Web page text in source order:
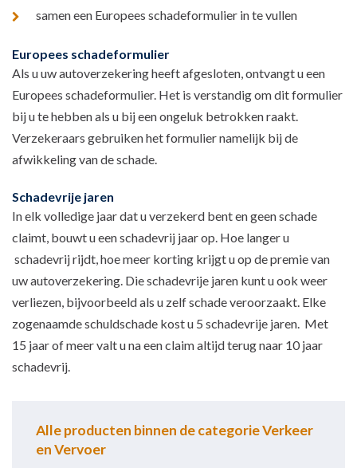
samen een Europees schadeformulier in te vullen
Europees schadeformulier
Als u uw autoverzekering heeft afgesloten, ontvangt u een
Europees schadeformulier. Het is verstandig om dit formulier
bij u te hebben als u bij een ongeluk betrokken raakt.
Verzekeraars gebruiken het formulier namelijk bij de
afwikkeling van de schade.
Schadevrije jaren
In elk volledige jaar dat u verzekerd bent en geen schade
claimt, bouwt u een schadevrij jaar op. Hoe langer u
schadevrij rijdt, hoe meer korting krijgt u op de premie van
uw autoverzekering. Die schadevrije jaren kunt u ook weer
verliezen, bijvoorbeeld als u zelf schade veroorzaakt. Elke
zogenaamde schuldschade kost u 5 schadevrije jaren. Met
15 jaar of meer valt u na een claim altijd terug naar 10 jaar
schadevrij.
Alle producten binnen de categorie Verkeer
en Vervoer